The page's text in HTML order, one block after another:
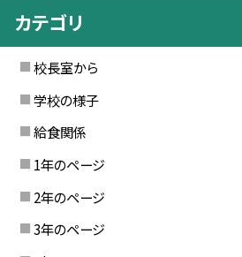
カテゴリ
校長室から
学校の様子
給食関係
1年のページ
2年のページ
3年のページ